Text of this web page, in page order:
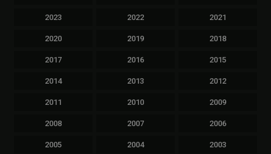
2023 2022 2021
2020 2019 2018
2017 2016 2015
2014 2013 2012
2011 2010 2009
2008 2007 2006
2005 2004 2003